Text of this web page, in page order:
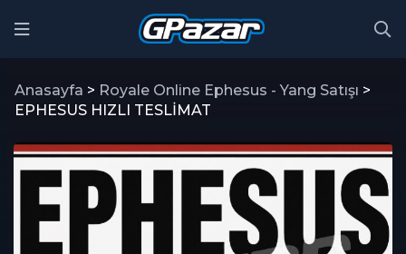
Anasayfa > Royale Online Ephesus - Yang Satışı >
EPHESUS HIZLI TESLİMAT